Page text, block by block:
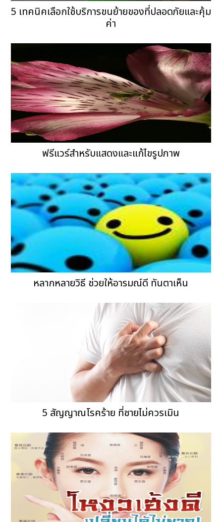
5 เทคนิคเลือกใช้บริการขนย้ายของที่ปลอดภัยและคุ้ม
ค่า
ฟรีแวร์สำหรับแสดงและแก้ไขรูปภาพ
หลากหลายวิธี ช่วยให้อารมณ์ดี ทันตาเห็น
5 สัญญาณโรคร้าย ที่ชายไม่ควรเมิน